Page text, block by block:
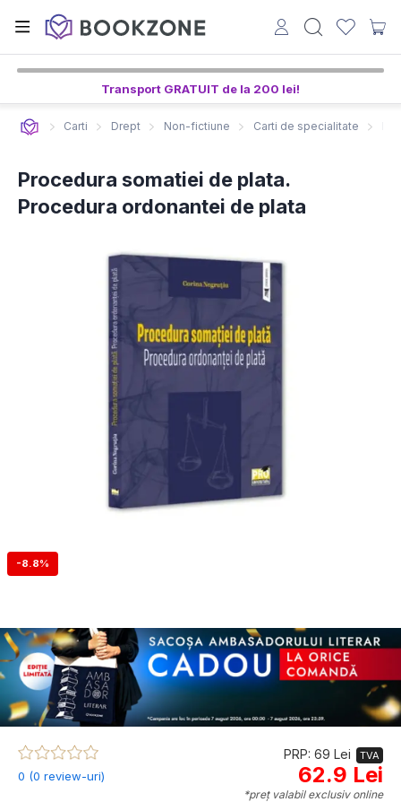
Transport GRATUIT de la 200 lei!
Carti Drept Non-fictiune Carti de specialitate
Procedura somatiei de plata.
Procedura ordonantei de plata
-8.8%
0 (0 review-uri)
PRP: 69 Lei TVA
62.9 Lei
*preț valabil exclusiv online